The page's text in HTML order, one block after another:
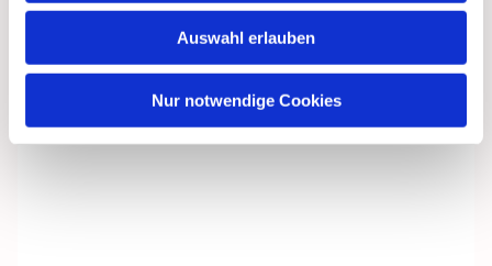
Auswahl erlauben
Nur notwendige Cookies